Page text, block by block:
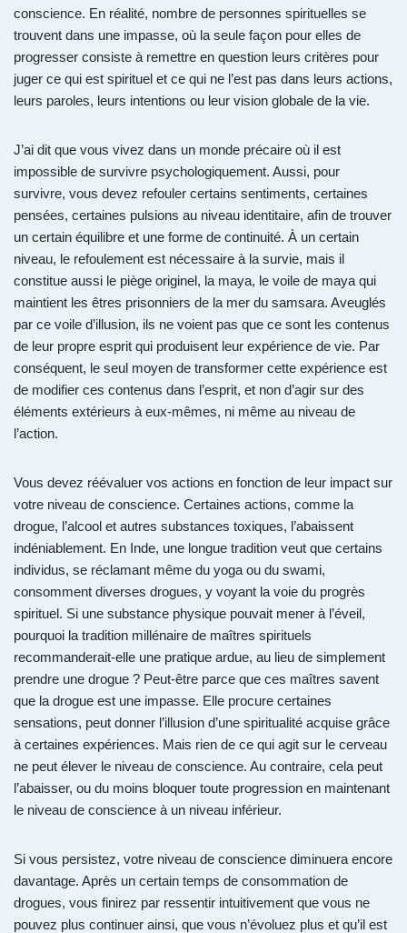
conscience. En réalité, nombre de personnes spirituelles se
trouvent dans une impasse, où la seule façon pour elles de
progresser consiste à remettre en question leurs critères pour
juger ce qui est spirituel et ce qui ne l’est pas dans leurs actions,
leurs paroles, leurs intentions ou leur vision globale de la vie.
J’ai dit que vous vivez dans un monde précaire où il est
impossible de survivre psychologiquement. Aussi, pour
survivre, vous devez refouler certains sentiments, certaines
pensées, certaines pulsions au niveau identitaire, afin de trouver
un certain équilibre et une forme de continuité. À un certain
niveau, le refoulement est nécessaire à la survie, mais il
constitue aussi le piège originel, la maya, le voile de maya qui
maintient les êtres prisonniers de la mer du samsara. Aveuglés
par ce voile d’illusion, ils ne voient pas que ce sont les contenus
de leur propre esprit qui produisent leur expérience de vie. Par
conséquent, le seul moyen de transformer cette expérience est
de modifier ces contenus dans l’esprit, et non d’agir sur des
éléments extérieurs à eux-mêmes, ni même au niveau de
l’action.
Vous devez réévaluer vos actions en fonction de leur impact sur
votre niveau de conscience. Certaines actions, comme la
drogue, l’alcool et autres substances toxiques, l’abaissent
indéniablement. En Inde, une longue tradition veut que certains
individus, se réclamant même du yoga ou du swami,
consomment diverses drogues, y voyant la voie du progrès
spirituel. Si une substance physique pouvait mener à l’éveil,
pourquoi la tradition millénaire de maîtres spirituels
recommanderait-elle une pratique ardue, au lieu de simplement
prendre une drogue ? Peut-être parce que ces maîtres savent
que la drogue est une impasse. Elle procure certaines
sensations, peut donner l’illusion d’une spiritualité acquise grâce
à certaines expériences. Mais rien de ce qui agit sur le cerveau
ne peut élever le niveau de conscience. Au contraire, cela peut
l’abaisser, ou du moins bloquer toute progression en maintenant
le niveau de conscience à un niveau inférieur.
Si vous persistez, votre niveau de conscience diminuera encore
davantage. Après un certain temps de consommation de
drogues, vous finirez par ressentir intuitivement que vous ne
pouvez plus continuer ainsi, que vous n’évoluez plus et qu’il est